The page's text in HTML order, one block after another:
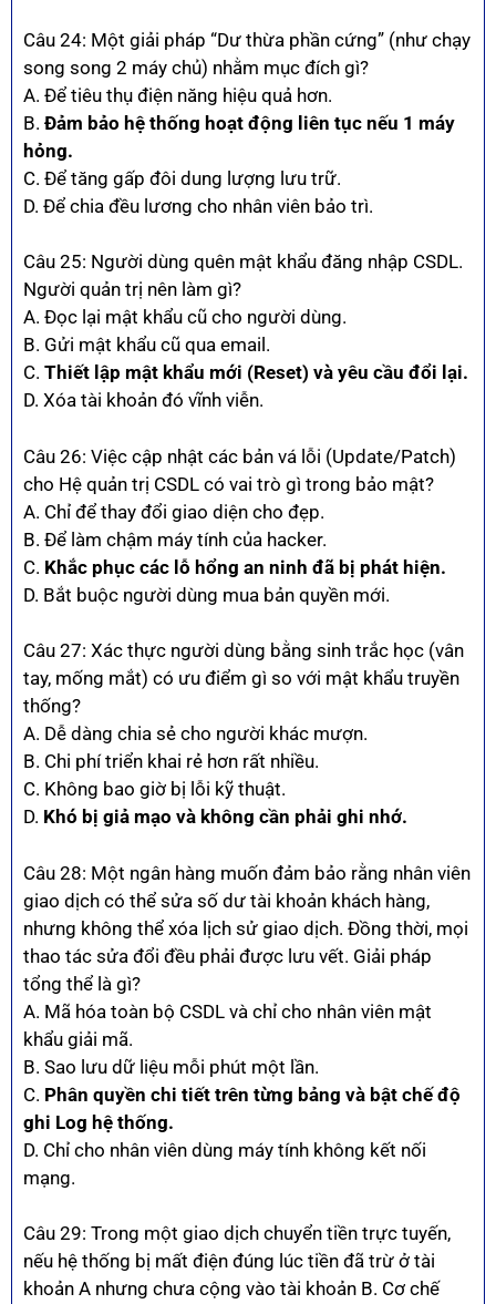
Câu 24: Một giải pháp “Dư thừa phần cứng” (như chạy
song song 2 máy chủ) nhằm mục đích gì?
A. Để tiêu thụ điện năng hiệu quả hơn.
B. Đảm bảo hệ thống hoạt động liên tục nếu 1 máy
hỏng.
C. Để tăng gấp đôi dung lượng lưu trữ.
D. Để chia đều lương cho nhân viên bảo trì.
Câu 25: Người dùng quên mật khẩu đăng nhập CSDL.
Người quản trị nên làm gì?
A. Đọc lại mật khẩu cũ cho người dùng.
B. Gửi mật khẩu cũ qua email.
C. Thiết lập mật khẩu mới (Reset) và yêu cầu đổi lại.
D. Xóa tài khoản đó vĩnh viễn.
Câu 26: Việc cập nhật các bản vá lỗi (Update/Patch)
cho Hệ quản trị CSDL có vai trò gì trong bảo mật?
A. Chỉ để thay đổi giao diện cho đẹp.
B. Để làm chậm máy tính của hacker.
C. Khắc phục các lỗ hổng an ninh đã bị phát hiện.
D. Bắt buộc người dùng mua bản quyền mới.
Câu 27: Xác thực người dùng bằng sinh trắc học (vân
tay, mống mắt) có ưu điểm gì so với mật khẩu truyền
thống?
A. Dễ dàng chia sẻ cho người khác mượn.
B. Chi phí triển khai rẻ hơn rất nhiều.
C. Không bao giờ bị lỗi kỹ thuật.
D. Khó bị giả mạo và không cần phải ghi nhớ.
Câu 28: Một ngân hàng muốn đảm bảo rằng nhân viên
giao dịch có thể sửa số dư tài khoản khách hàng,
nhưng không thể xóa lịch sử giao dịch. Đồng thời, mọi
thao tác sửa đổi đều phải được lưu vết. Giải pháp
tổng thể là gì?
A. Mã hóa toàn bộ CSDL và chỉ cho nhân viên mật
khẩu giải mã.
B. Sao lưu dữ liệu mỗi phút một lần.
C. Phân quyền chi tiết trên từng bảng và bật chế độ
ghi Log hệ thống.
D. Chỉ cho nhân viên dùng máy tính không kết nối
mạng.
Câu 29: Trong một giao dịch chuyển tiền trực tuyến,
nếu hệ thống bị mất điện đúng lúc tiền đã trừ ở tài
khoản A nhưng chưa cộng vào tài khoản B. Cơ chế